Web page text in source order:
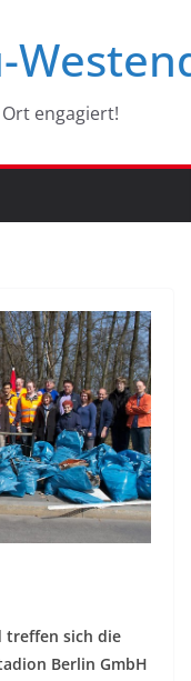
engagiert!
treffen sich die
Berlin GmbH